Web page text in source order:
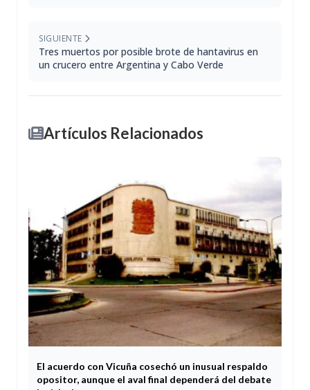
SIGUIENTE
Tres muertos por posible brote de hantavirus en
un crucero entre Argentina y Cabo Verde
Artículos Relacionados
El acuerdo con Vicuña cosechó un inusual respaldo
opositor, aunque el aval final dependerá del debate